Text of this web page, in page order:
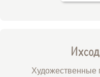
Художественные